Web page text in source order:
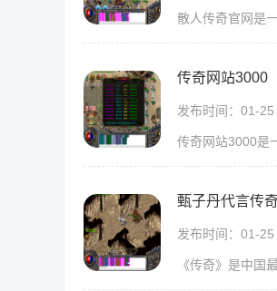
传奇网站3000
发布时间：01-25
甄子丹代言传
发布时间：01-25